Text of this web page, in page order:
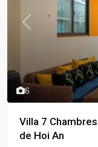
6
Previous
Villa 7
de Hoi An